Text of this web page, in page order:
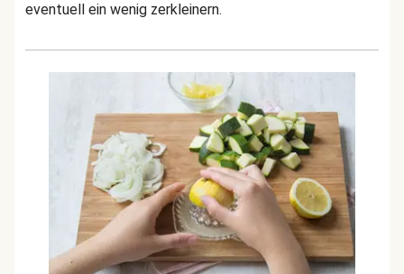
eventuell ein wenig zerkleinern.